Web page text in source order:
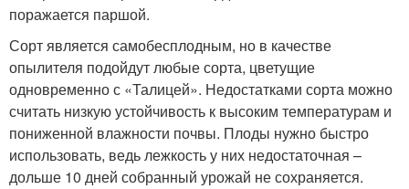
поражается паршой.
Сорт является самобесплодным, но в качестве
опылителя подойдут любые сорта, цветущие
одновременно с «Талицей». Недостатками сорта можно
считать низкую устойчивость к высоким температурам и
пониженной влажности почвы. Плоды нужно быстро
использовать, ведь лежкость у них недостаточная –
дольше 10 дней собранный урожай не сохраняется.